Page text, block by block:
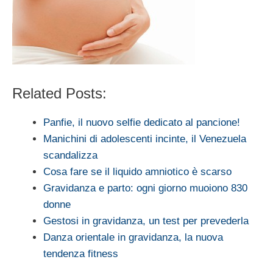
Related Posts:
Panfie, il nuovo selfie dedicato al pancione!
Manichini di adolescenti incinte, il Venezuela
scandalizza
Cosa fare se il liquido amniotico è scarso
Gravidanza e parto: ogni giorno muoiono 830
donne
Gestosi in gravidanza, un test per prevederla
Danza orientale in gravidanza, la nuova
tendenza fitness